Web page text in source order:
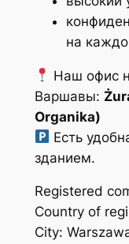
на
Наш офис
Варшавы:
Organika)
Есть
зданием.
Registered
Country of
City: